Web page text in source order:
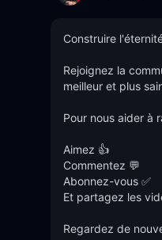
Construire
Rejoignez la
meilleur et plus
Pour nous aider à
Aimez 👍
Commentez 💬
Abonnez-vous ✅
Et partagez les
Regardez de